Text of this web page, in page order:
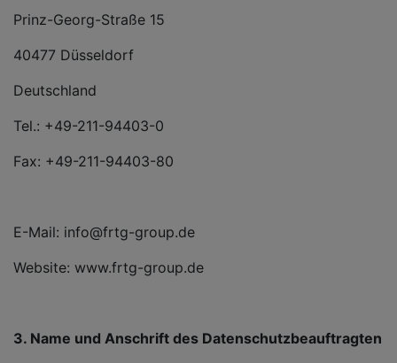
Prinz-Georg-Straße 15
40477 Düsseldorf
Deutschland
Tel.: +49-211-94403-0
Fax: +49-211-94403-80
E-Mail: info@frtg-group.de
Website: www.frtg-group.de
3. Name und Anschrift des Datenschutzbeauftragten